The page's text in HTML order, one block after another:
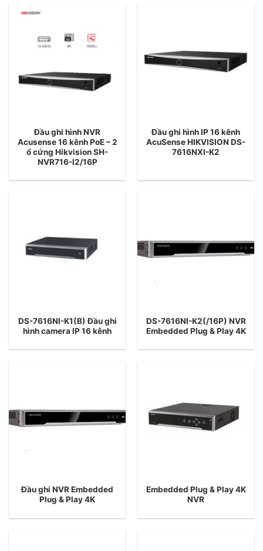
Đầu ghi hình NVR
Acusense 16 kênh PoE – 2
ổ cứng Hikvision SH-
NVR716-I2/16P
Đầu ghi hình IP 16 kênh
AcuSense HIKVISION DS-
7616NXI-K2
DS-7616NI-K1(B) Đầu ghi
hình camera IP 16 kênh
DS-7616NI-K2(/16P) NVR
Embedded Plug & Play 4K
Đầu ghi NVR Embedded
Plug & Play 4K
Embedded Plug & Play 4K
NVR